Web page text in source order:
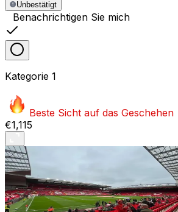
Unbestätigt
Benachrichtigen Sie mich
Kategorie 1
Beste Sicht auf das Geschehen
€1,115